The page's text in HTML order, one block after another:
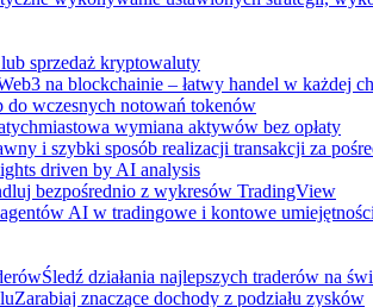
sprzedaż kryptowaluty
na blockchainie – łatwy handel w każdej
do wczesnych notowań tokenów
wymiana aktywów bez opłaty
i szybki sposób realizacji transakcji za
driven by AI analysis
bezpośrednio z wykresów TradingView
AI w tradingowe i kontowe umiejętności
Śledź działania najlepszych traderów na
Zarabiaj znaczące dochody z podziału zysków